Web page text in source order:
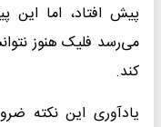
پیش افتاد، اما این
می‌رسد فلیک هنوز
کند.
یادآوری این نکته